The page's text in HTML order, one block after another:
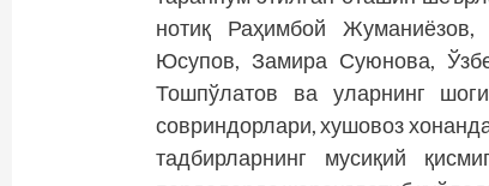
нотиқ Раҳимбой Жуманиёзов,
Юсупов, Замира Суюнова,
Тошпўлатов ва уларнинг
совриндорлари, хушовоз
тадбирларнинг мусиқий